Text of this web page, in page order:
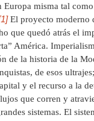
Europa misma tal
El proyecto moderno
que quedó atrás el
América.
de la historia de la
de esos
y el recurso a la
que corren y
sistemas. El